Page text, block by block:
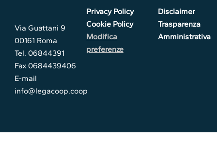
Via Guattani 9
00161 Roma
Tel. 06844391
Fax 0684439406
E-mail
info@legacoop.coop
Privacy Policy
Cookie Policy
Modifica
preferenze
Disclaimer
Trasparenza
Amministrativa